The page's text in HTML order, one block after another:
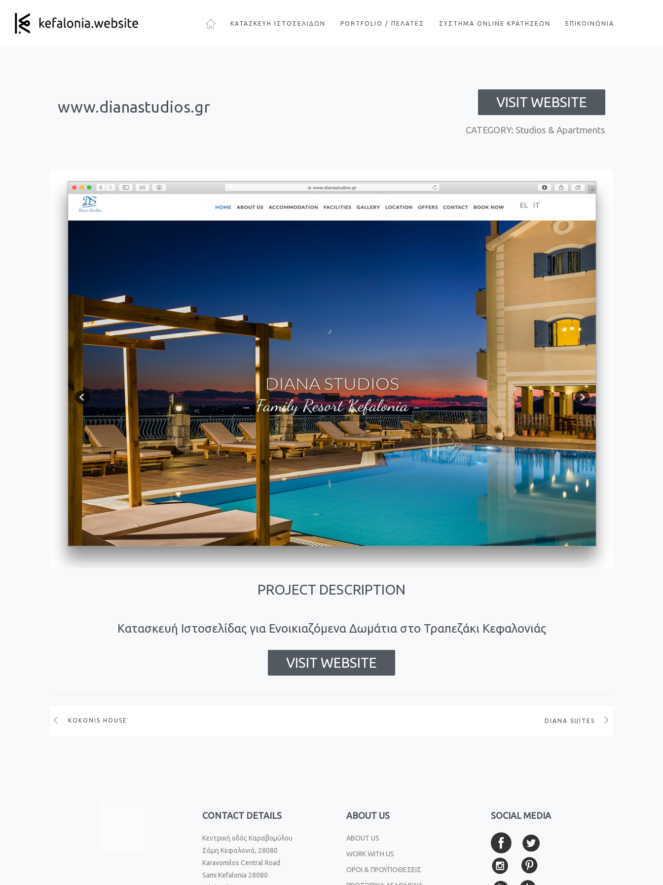
ΚΑΤΑΣΚΕΥΗ ΙΣΤΟΣΕΛΙΔΩΝ PORTFOLIO / ΠΕΛΑΤΕΣ ΣΥΣΤΗΜΑ ONLINE ΚΡΑΤΗΣΕΩΝ ΕΠΙΚΟΙΝΩΝΙΑ
www.dianastudios.gr VISIT WEBSITE
CATEGORY: Studios & Apartments
PROJECT DESCRIPTION
Κατασκευή Ιστοσελίδας για Ενοικιαζόμενα Δωμάτια στo Τραπεζάκι Κεφαλονιάς
VISIT WEBSITE
KOKONIS HOUSE DIANA SUITES
CONTACT DETAILS
Κεντρική οδός Καραβομύλου
Σάμη Κεφαλονιά, 28080
Karavomilos Central Road
Sami Kefalonia 28080
ABOUT US
ABOUT US
WORK WITH US
ΟΡΟΙ & ΠΡΟΫΠΟΘΕΣΕΙΣ
SOCIAL MEDIA